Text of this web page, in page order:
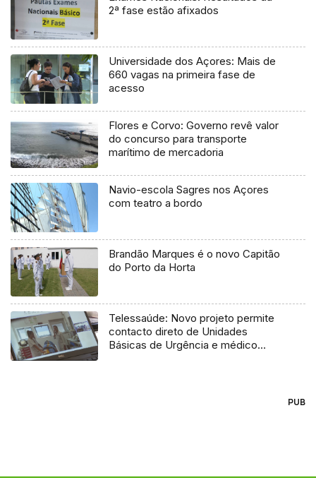
2ª fase estão afixados
Universidade dos Açores: Mais de
660 vagas na primeira fase de
acesso
Flores e Corvo: Governo revê valor
do concurso para transporte
marítimo de mercadoria
Navio-escola Sagres nos Açores
com teatro a bordo
Brandão Marques é o novo Capitão
do Porto da Horta
Telessaúde: Novo projeto permite
contacto direto de Unidades
Básicas de Urgência e médico
PUB